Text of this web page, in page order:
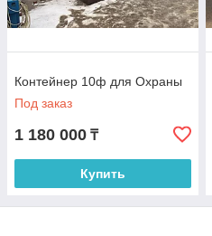
Контейнер 10ф для Охраны
Под заказ
1 180 000 ₸
Купить